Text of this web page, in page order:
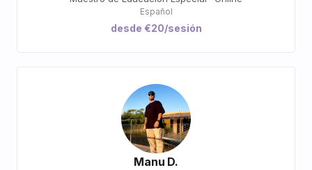
Español
desde €20/sesión
Manu D.